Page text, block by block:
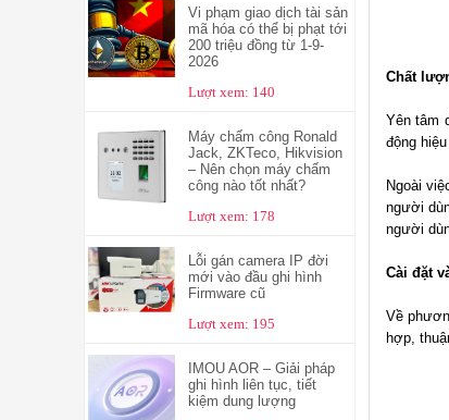
Vi phạm giao dịch tài sản
mã hóa có thể bị phạt tới
200 triệu đồng từ 1-9-
2026
Lượt xem: 140
Máy chấm công Ronald
Jack, ZKTeco, Hikvision
– Nên chọn máy chấm
công nào tốt nhất?
Lượt xem: 178
Lỗi gán camera IP đời
mới vào đầu ghi hình
Firmware cũ
Lượt xem: 195
IMOU AOR – Giải pháp
ghi hình liên tục, tiết
kiệm dung lượng
Chất
Yên tâm
động
Ngoài
người
người
Cài đặt
Về
hợp,